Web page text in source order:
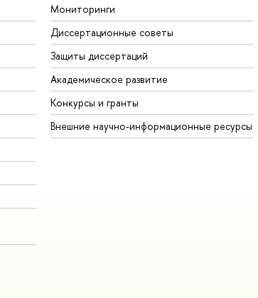
Мониторинги
Диссертационные советы
Защиты диссертаций
Академическое развитие
Конкурсы и гранты
Внешние научно-информационные ресурсы